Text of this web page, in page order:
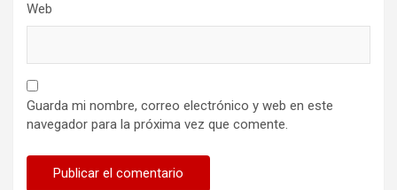
Web
Guarda mi nombre, correo electrónico y web en este
navegador para la próxima vez que comente.